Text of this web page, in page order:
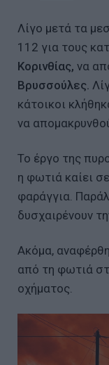
Λίγο μετά τα
112 για τους
Κορινθίας, να
Βρυσσούλες.
κάτοικοι
να
Το έργο της
η φωτιά καίει
φαράγγια.
δυσχαιρένουν
Ακόμα,
από τη φωτιά
οχήματος.